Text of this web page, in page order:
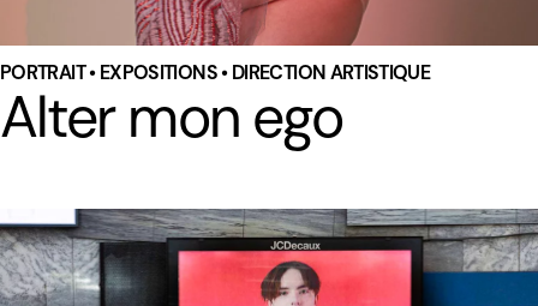
PORTRAIT • EXPOSITIONS • DIRECTION ARTISTIQUE
Alter mon ego